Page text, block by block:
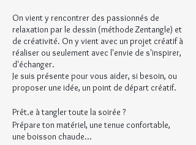
On vient y rencontrer des passionnés de
relaxation par le dessin (méthode Zentangle) et
de créativité. On y vient avec un projet créatif à
réaliser ou seulement avec l'envie de s'inspirer,
d'échanger.
Je suis présente pour vous aider, si besoin, ou
proposer une idée, un point de départ créatif.
Prêt.e à tangler toute la soirée ?
Prépare ton matériel, une tenue confortable,
une boisson chaude...